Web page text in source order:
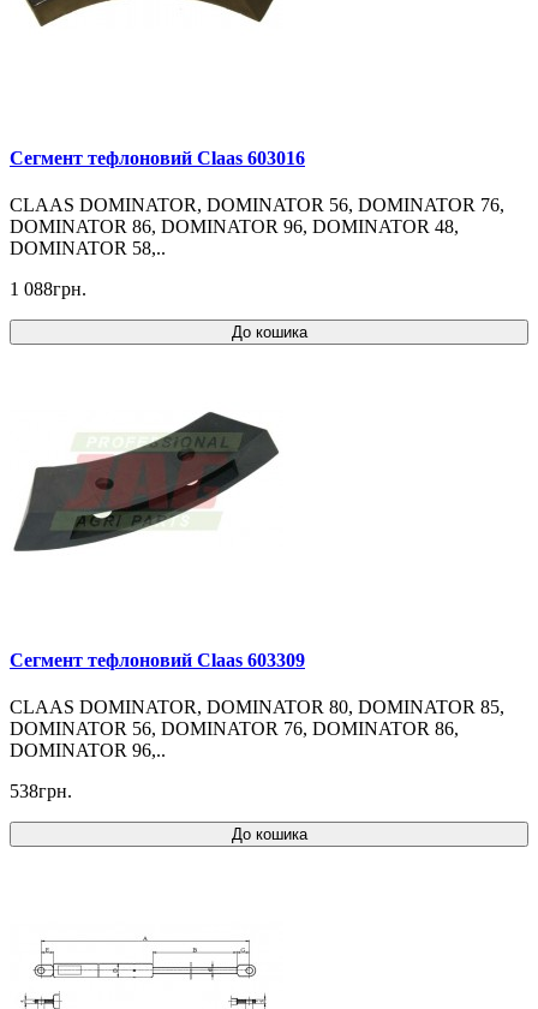
Cегмент тефлоновий Claas 603016
CLAAS DOMINATOR, DOMINATOR 56, DOMINATOR 76,
DOMINATOR 86, DOMINATOR 96, DOMINATOR 48,
DOMINATOR 58,..
1 088грн.
До кошика
Cегмент тефлоновий Claas 603309
CLAAS DOMINATOR, DOMINATOR 80, DOMINATOR 85,
DOMINATOR 56, DOMINATOR 76, DOMINATOR 86,
DOMINATOR 96,..
538грн.
До кошика